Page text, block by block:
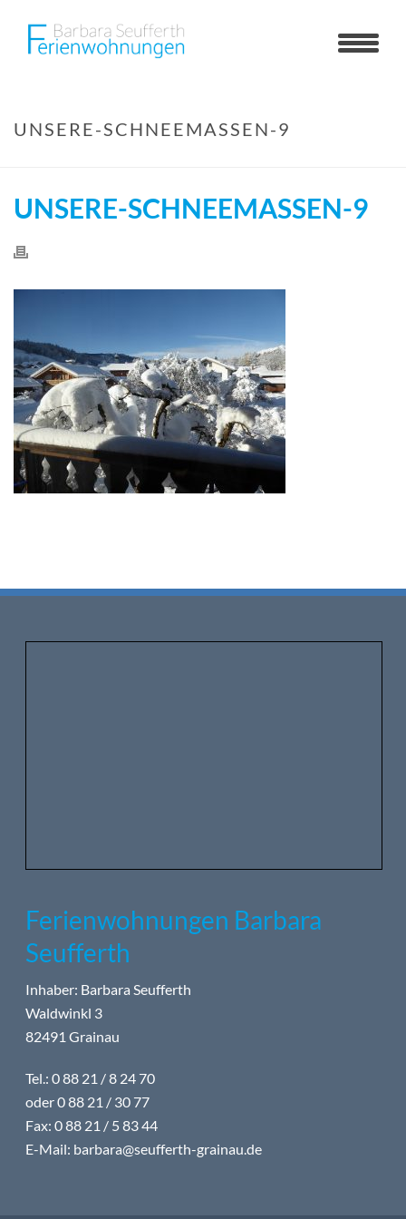
UNSERE-SCHNEEMASSEN-9
UNSERE-SCHNEEMASSEN-9
Ferienwohnungen Barbara
Seufferth
Inhaber: Barbara Seufferth
Waldwinkl 3
82491 Grainau
Tel.: 0 88 21 / 8 24 70
oder 0 88 21 / 30 77
Fax: 0 88 21 / 5 83 44
E-Mail: barbara@seufferth-grainau.de